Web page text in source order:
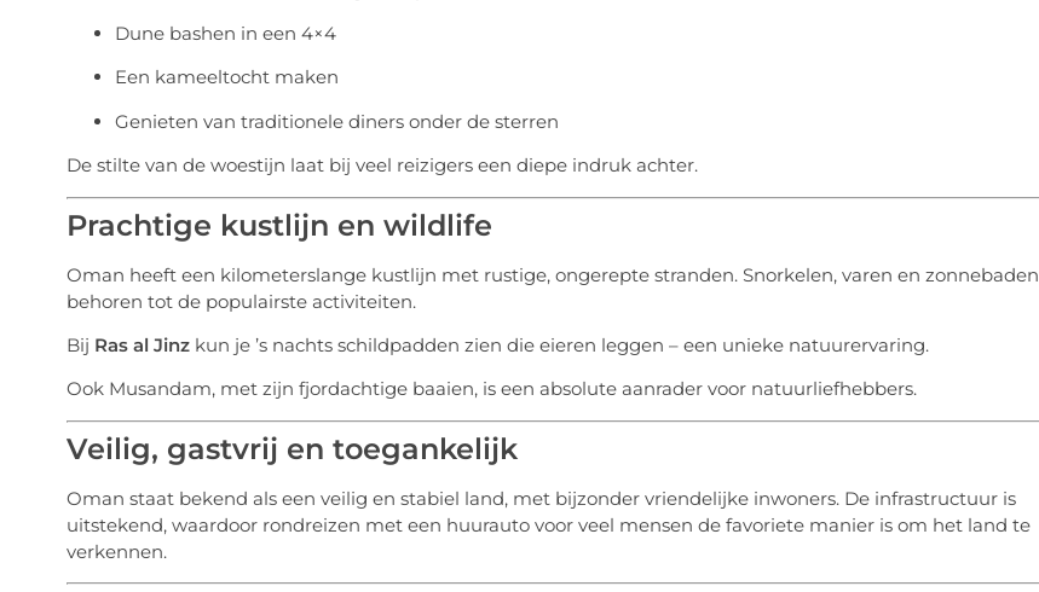
Dune bashen in een 4×4
Een kameeltocht maken
Genieten van traditionele diners onder de sterren
De stilte van de woestijn laat bij veel reizigers een diepe indruk achter.
Prachtige kustlijn en wildlife
Oman heeft een kilometerslange kustlijn met rustige, ongerepte stranden. Snorkelen, varen en zonnebaden
behoren tot de populairste activiteiten.
Bij Ras al Jinzkun je ’s nachts schildpadden zien die eieren leggen – een unieke natuurervaring.
Ook Musandam, met zijn fjordachtige baaien, is een absolute aanrader voor natuurliefhebbers.
Veilig, gastvrij en toegankelijk
Oman staat bekend als een veilig en stabiel land, met bijzonder vriendelijke inwoners. De infrastructuur is
uitstekend, waardoor rondreizen met een huurauto voor veel mensen de favoriete manier is om het land te
verkennen.